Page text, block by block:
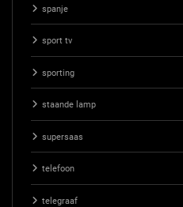
spanje
sport tv
sporting
staande lamp
supersaas
telefoon
telegraaf